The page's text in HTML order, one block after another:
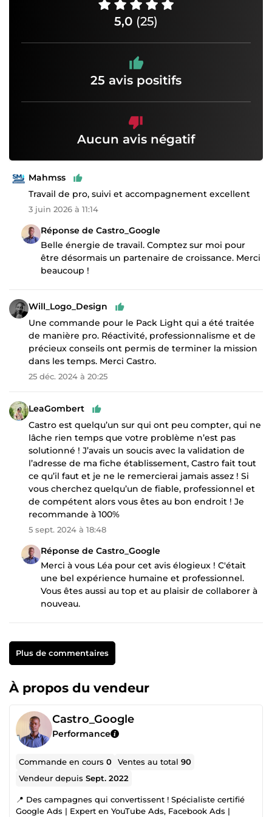
5,0 (25)
25 avis positifs
Aucun avis négatif
Mahmss
Travail de pro, suivi et accompagnement excellent
3 juin 2026 à 11:14
Réponse de Castro_Google
Belle énergie de travail. Comptez sur moi pour
être désormais un partenaire de croissance. Merci
beaucoup !
Will_Logo_Design
Une commande pour le Pack Light qui a été traitée
de manière pro. Réactivité, professionnalisme et de
précieux conseils ont permis de terminer la mission
dans les temps. Merci Castro.
25 déc. 2024 à 20:25
LeaGombert
Castro est quelqu’un sur qui ont peu compter, qui ne
lâche rien temps que votre problème n’est pas
solutionné ! J’avais un soucis avec la validation de
l’adresse de ma fiche établissement, Castro fait tout
ce qu’il faut et je ne le remercierai jamais assez ! Si
vous cherchez quelqu’un de fiable, professionnel et
de compétent alors vous êtes au bon endroit ! Je
recommande à 100%
5 sept. 2024 à 18:48
Réponse de Castro_Google
Merci à vous Léa pour cet avis élogieux ! C'était
une bel expérience humaine et professionnel.
Vous êtes aussi au top et au plaisir de collaborer à
nouveau.
Plus de commentaires
À propos du vendeur
Castro_Google
Performance
Commande en cours0 Ventes au total90
Vendeur depuisSept. 2022
📍 Des campagnes qui convertissent ! Spécialiste certifié
Google Ads | Expert en YouTube Ads, Facebook Ads |